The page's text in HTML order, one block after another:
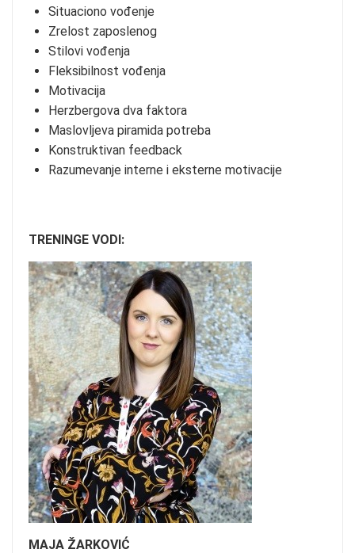
Situaciono vođenje
Zrelost zaposlenog
Stilovi vođenja
Fleksibilnost vođenja
Motivacija
Herzbergova dva faktora
Maslovljeva piramida potreba
Konstruktivan feedback
Razumevanje interne i eksterne motivacije
TRENINGE VODI:
MAJA ŽARKOVIĆ